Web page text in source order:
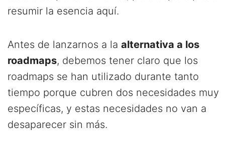
resumir la esencia aquí.
Antes de lanzarnos a la alternativa a los
roadmaps, debemos tener claro que los
roadmaps se han utilizado durante tanto
tiempo porque cubren dos necesidades muy
específicas, y estas necesidades no van a
desaparecer sin más.